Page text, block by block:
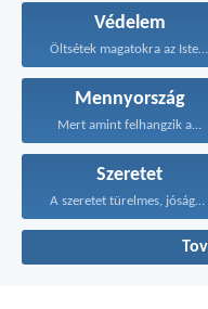
Védelem
Öltsétek magatokra az Isten...
Mennyország
Mert amint felhangzik a...
Szeretet
A szeretet türelmes, jóságos...